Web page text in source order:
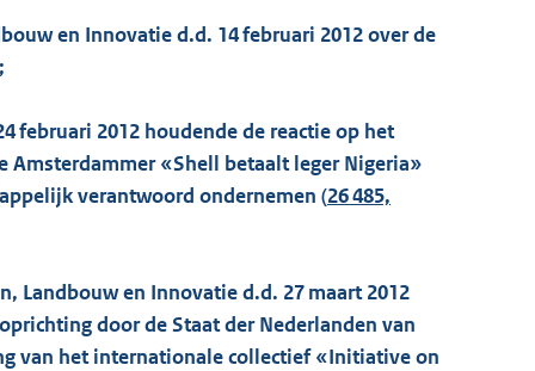
en Innovatie d.d. 14 februari 2012 over de
februari 2012 houdende de reactie op het
Amsterdammer «Shell betaalt leger Nigeria»
verantwoord ondernemen (26 485,
Landbouw en Innovatie d.d. 27 maart 2012
door de Staat der Nederlanden van
van het internationale collectief «Initiative on